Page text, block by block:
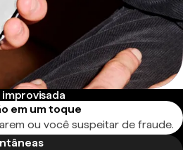
em um toque
ou você suspeitar de fraude.